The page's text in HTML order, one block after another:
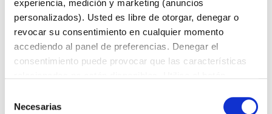
experiencia, medición y marketing (anuncios
personalizados). Usted es libre de otorgar, denegar o
revocar su consentimiento en cualquier momento
accediendo al panel de preferencias. Denegar el
consentimiento puede provocar que las características
botón “Rechazar todo” para continuar sin aceptar. Leer la
Necesarias